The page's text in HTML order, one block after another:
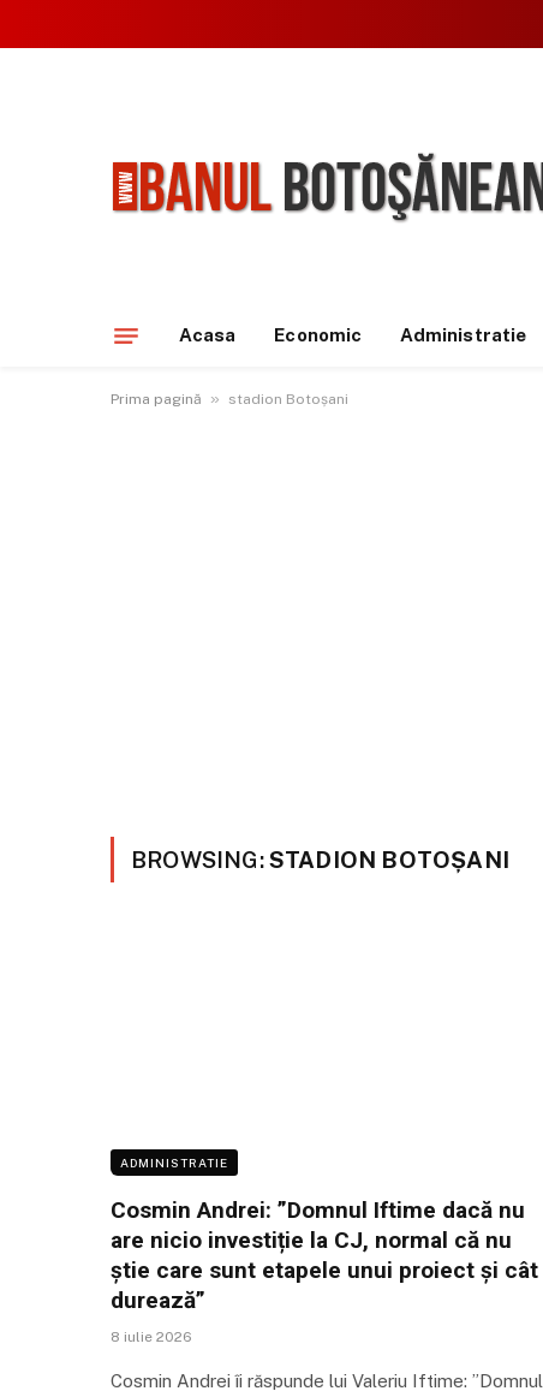
Acasa Economic Administratie
Prima pagină » stadion Botoșani
BROWSING:STADION BOTOȘANI
ADMINISTRATIE
Cosmin Andrei: ”Domnul Iftime dacă nu
are nicio investiție la CJ, normal că nu
știe care sunt etapele unui proiect și cât
durează”
8 iulie 2026
Cosmin Andrei îi răspunde lui Valeriu Iftime: ”Domnul